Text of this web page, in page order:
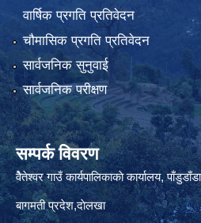
वार्षिक प्रगति प्रतिवेदन
चौमासिक प्रगति प्रतिवेदन
सार्वजनिक सुनुवाई
सार्वजनिक परीक्षण
सम्पर्क विवरण
वैेतेश्वर गाउँ कार्यपालिकाकाे कार्यालय, पाँडुडाँडा
बागमती‌ प्रदेश,दाेलखा